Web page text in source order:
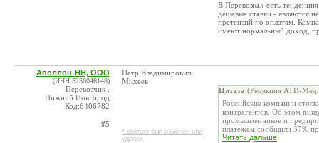
В Перевозках есть
дешевые ставки - являются
претензий по оплатам.
имеют нормальный доход,
Аполлон-НН, ООО
(ИНН:5256046148)
Перевозчик ,
Нижний Новгород
Код:6406782
#5
Петр Владимирович
Михеев
* контакт был изменен или
удален
Цитата (Редакция АТИ-
Российские компании
контрагентов. Об этом
промышленников и
платежам сообщили 37%
Читать дальше